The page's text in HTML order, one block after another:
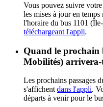
Vous pouvez suivre
les mises à jour en
l'horaire du bus 1101
téléchargeant l'appli.
Quand le prochain
Mobilités)
Les prochains passages
s'affichent dans l'appli.
départs à venir pour le